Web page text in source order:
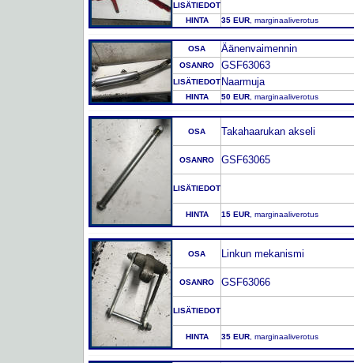
LISÄTIEDOT
HINTA
35 EUR , marginaaliverotus
OSA Äänenvaimennin
OSANRO GSF63063
LISÄTIEDOT Naarmuja
HINTA 50 EUR , marginaaliverotus
OSA Takahaarukan akseli
OSANRO GSF63065
LISÄTIEDOT
HINTA 15 EUR , marginaaliverotus
OSA Linkun mekanismi
OSANRO GSF63066
LISÄTIEDOT
HINTA 35 EUR , marginaaliverotus